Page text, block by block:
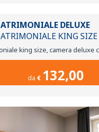
DELUXE
KING SIZE
king size, camera deluxe
da € 132,00